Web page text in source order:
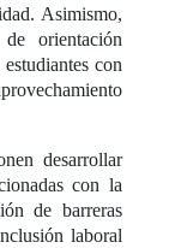
Asimismo,
de orientación
con
desarrollar
con la
de barreras
laboral